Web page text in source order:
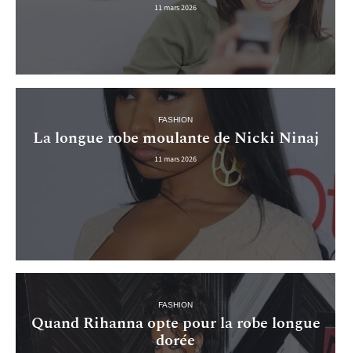
11 mars 2026
FASHION
La longue robe moulante de Nicki Ninaj
11 mars 2026
FASHION
Quand Rihanna opte pour la robe longue
dorée